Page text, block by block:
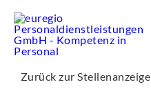
Inhalt
springen
Zurück zur Stellenanzeige